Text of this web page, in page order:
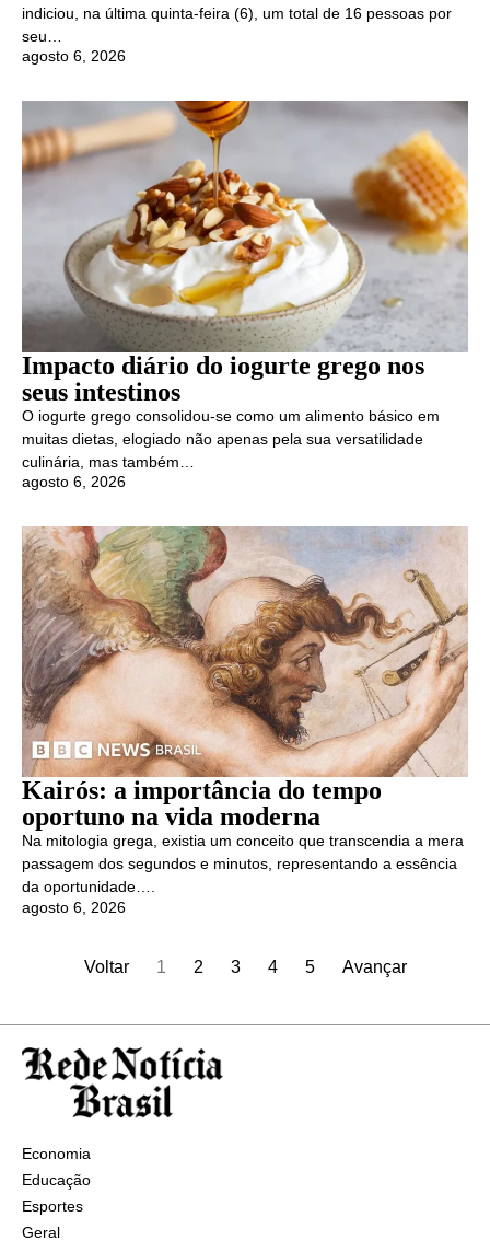
indiciou, na última quinta-feira (6), um total de 16 pessoas por
seu…
agosto 6, 2026
Impacto diário do iogurte grego nos
seus intestinos
O iogurte grego consolidou-se como um alimento básico em
muitas dietas, elogiado não apenas pela sua versatilidade
culinária, mas também…
agosto 6, 2026
Kairós: a importância do tempo
oportuno na vida moderna
Na mitologia grega, existia um conceito que transcendia a mera
passagem dos segundos e minutos, representando a essência
da oportunidade….
agosto 6, 2026
Voltar 1 2 3 4 5 Avançar
Economia
Educação
Esportes
Geral